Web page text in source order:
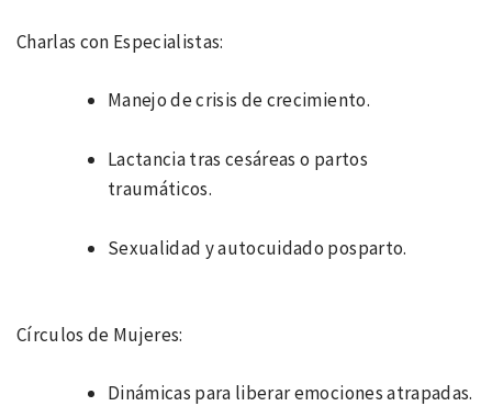
Charlas con Especialistas:
Manejo de crisis de crecimiento.
Lactancia tras cesáreas o partos
traumáticos.
Sexualidad y autocuidado posparto.
Círculos de Mujeres:
Dinámicas para liberar emociones atrapadas.